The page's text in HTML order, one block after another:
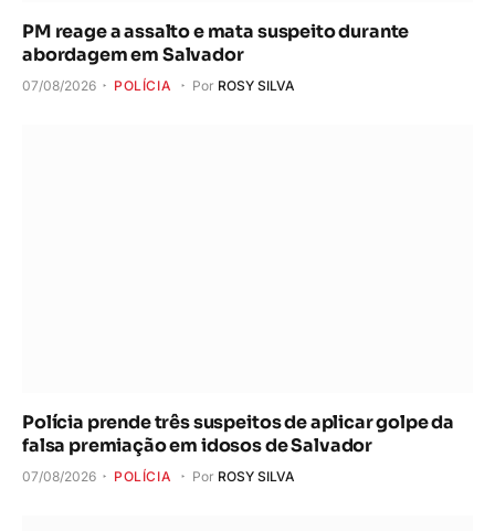
PM reage a assalto e mata suspeito durante
abordagem em Salvador
07/08/2026 POLÍCIA Por ROSY SILVA
Polícia prende três suspeitos de aplicar golpe da
falsa premiação em idosos de Salvador
07/08/2026 POLÍCIA Por ROSY SILVA